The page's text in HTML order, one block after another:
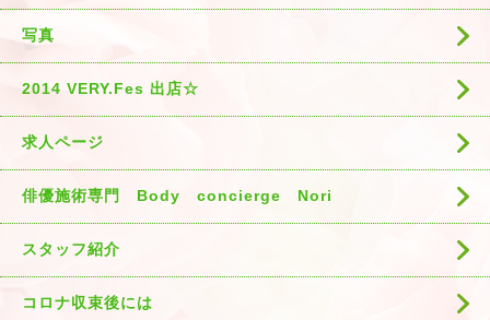
写真
2014 VERY.Fes 出店☆
求人ページ
俳優施術専門 Body concierge Nori
スタッフ紹介
コロナ収束後には